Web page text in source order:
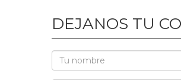
DEJANOS TU